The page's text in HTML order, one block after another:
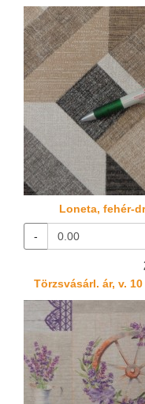
Loneta, fehér-
-
Törzsvásárl. ár, v.